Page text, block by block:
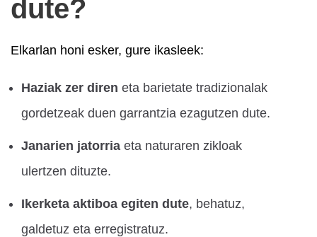
dute?
Elkarlan honi esker, gure ikasleek:
Haziak zer diren eta barietate tradizionalak
gordetzeak duen garrantzia ezagutzen dute.
Janarien jatorria eta naturaren zikloak
ulertzen dituzte.
Ikerketa aktiboa egiten dute, behatuz,
galdetuz eta erregistratuz.